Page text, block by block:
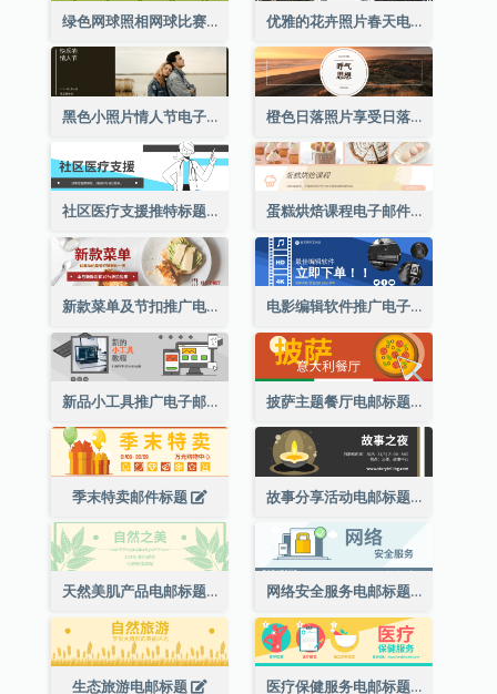
绿色网球照相网球比赛电子邮件标头 优雅的花卉照片春天电子邮件标题
黑色小照片情人节电子邮件标题 橙色日落照片享受日落电子邮件标题
社区医疗支援推特标题 蛋糕烘焙课程电子邮件标题
新款菜单及节扣推广电邮标题 电影编辑软件推广电子邮件标题
新品小工具推广电子邮件标题 披萨主题餐厅电邮标题
季末特卖邮件标题 故事分享活动电邮标题
天然美肌产品电邮标题 网络安全服务电邮标题
生态旅游电邮标题 医疗保健服务电邮标题